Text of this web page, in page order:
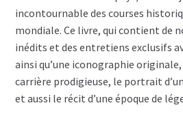
incontournable des courses
mondiale. Ce livre, qui contient de
inédits et des entretiens exclusifs
ainsi qu’une iconographie
carrière prodigieuse, le portrait
et aussi le récit d’une époque de